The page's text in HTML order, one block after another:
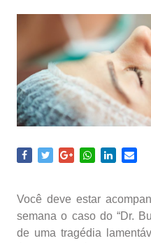
Você deve estar
semana o caso do “Dr.
de uma tragédia